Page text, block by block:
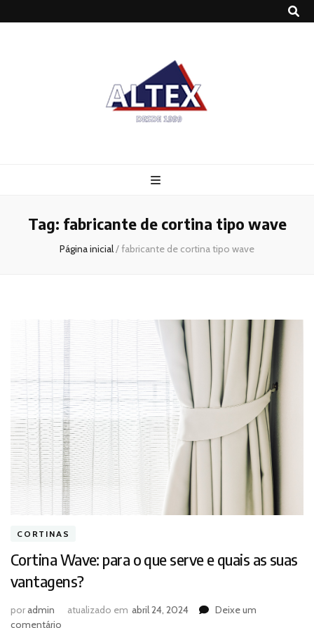
Tag: fabricante de cortina tipo wave
Página inicial/fabricante de cortina tipo wave
CORTINAS
Cortina Wave: para o que serve e quais as suas
vantagens?
poradmin atualizado em abril 24, 2024
Deixe um
comentário